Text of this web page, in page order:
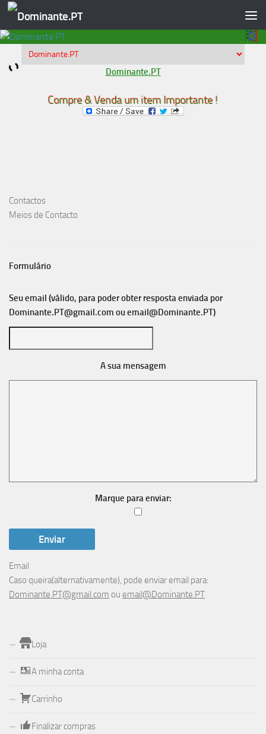
Skip to content
Dominante.PT
Compre & Venda um item Importante !
Contactos
Meios de Contacto
Formulário
Seu email (válido, para poder obter resposta enviada por
Dominante.PT@gmail.com ouemail@Dominante.PT)
A sua mensagem
Marque para enviar:
Email
Caso queira(alternativamente), pode enviar email para:
Dominante.PT@gmail.com ou email@Dominante.PT
Loja
A minha conta
Carrinho
Finalizar compras